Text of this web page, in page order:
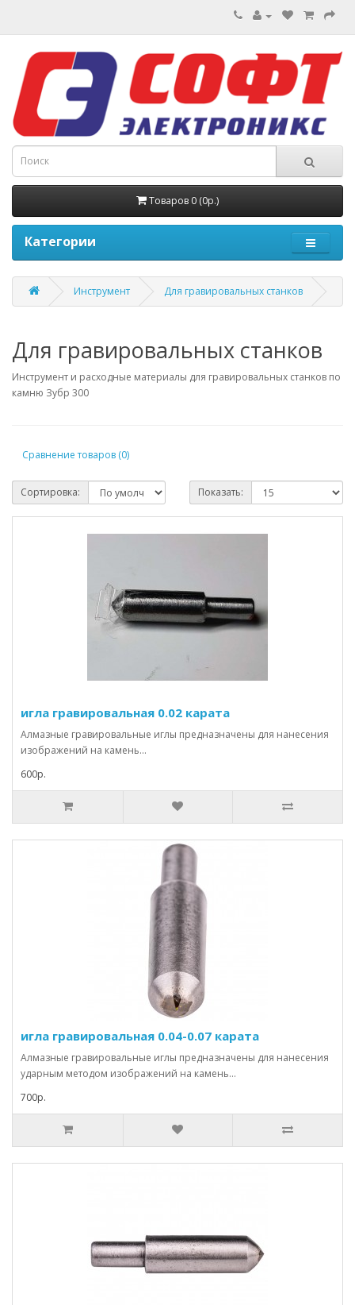
Товаров 0 (0р.)
Категории
Инструмент Для гравировальных станков
Для гравировальных станков
Инструмент и расходные материалы для гравировальных станков по
камню Зубр 300
Сравнение товаров (0)
Сортировка: Показать:
игла гравировальная 0.02 карата
Алмазные гравировальные иглы предназначены для нанесения
изображений на камень...
600р.
игла гравировальная 0.04-0.07 карата
Алмазные гравировальные иглы предназначены для нанесения
ударным методом изображений на камень...
700р.